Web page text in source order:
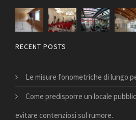
RECENT POSTS
Le misure fonometriche di lungo
Come predisporre un locale
evitare contenziosi sul rumore.